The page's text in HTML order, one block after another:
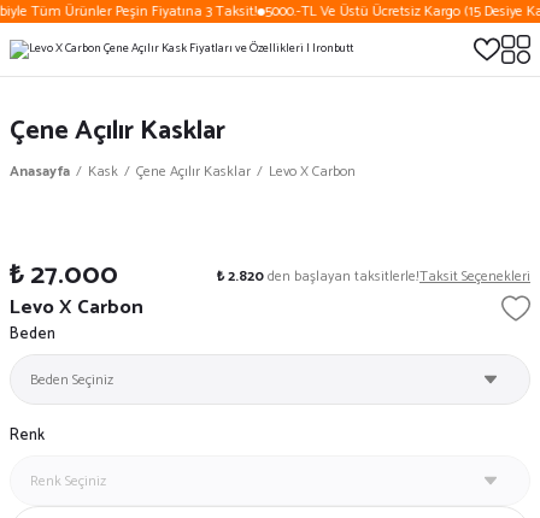
Tüm Ürünler Peşin Fiyatına 3 Taksit! 5000.-TL Ve Üstü Ücretsiz Kargo (15 Desiye
Çene Açılır Kasklar
Anasayfa Kask Çene Açılır Kasklar Levo X Carbon
Levo X Carbon
₺ 27.000 ₺ 2.820den başlayan taksitlerle!Taksit Seçenekleri
Beden
Renk